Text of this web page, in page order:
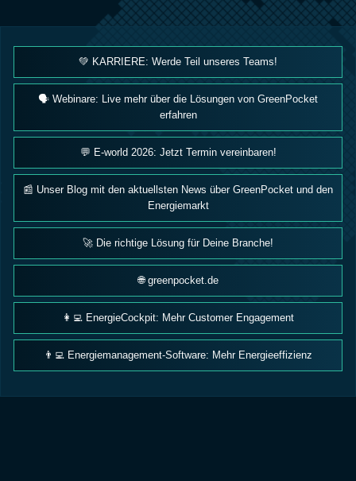
💚 KARRIERE: Werde Teil unseres Teams!
🗣 Webinare: Live mehr über die Lösungen von GreenPocket
erfahren
💬 E-world 2026: Jetzt Termin vereinbaren!
📰 Unser Blog mit den aktuellsten News über GreenPocket und den
Energiemarkt
🚀 Die richtige Lösung für Deine Branche!
🌐 greenpocket.de
👩‍💻 EnergieCockpit: Mehr Customer Engagement
👨‍💻 Energiemanagement-Software: Mehr Energieeffizienz